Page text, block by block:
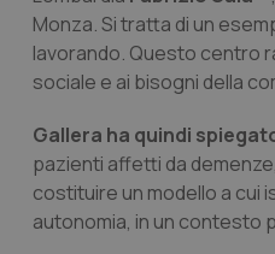
Monza. Si tratta di un
lavorando. Questo centro
sociale e ai bisogni della
Gallera ha quindi
pazienti affetti da
costituire un modello a cui
autonomia, in un contesto